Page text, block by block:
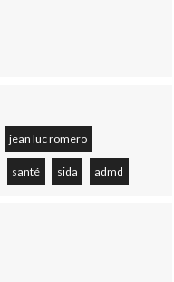
jean luc romero
santé sida admd